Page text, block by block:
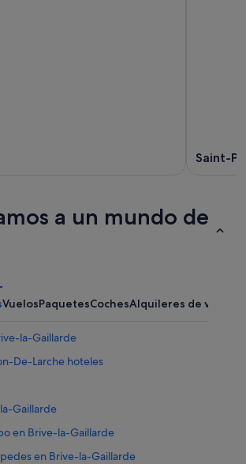
Saint-
a un mundo de
VuelosPaquetesCochesAlquileres de
la-Gaillarde
De-Larche hoteles
Gaillarde
en Brive-la-Gaillarde
en Brive-la-Gaillarde